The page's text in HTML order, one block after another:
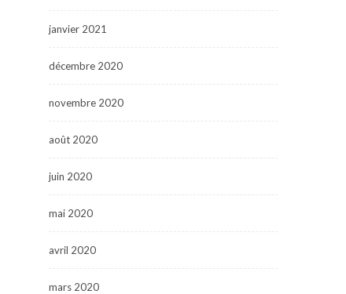
janvier 2021
décembre 2020
novembre 2020
août 2020
juin 2020
mai 2020
avril 2020
mars 2020